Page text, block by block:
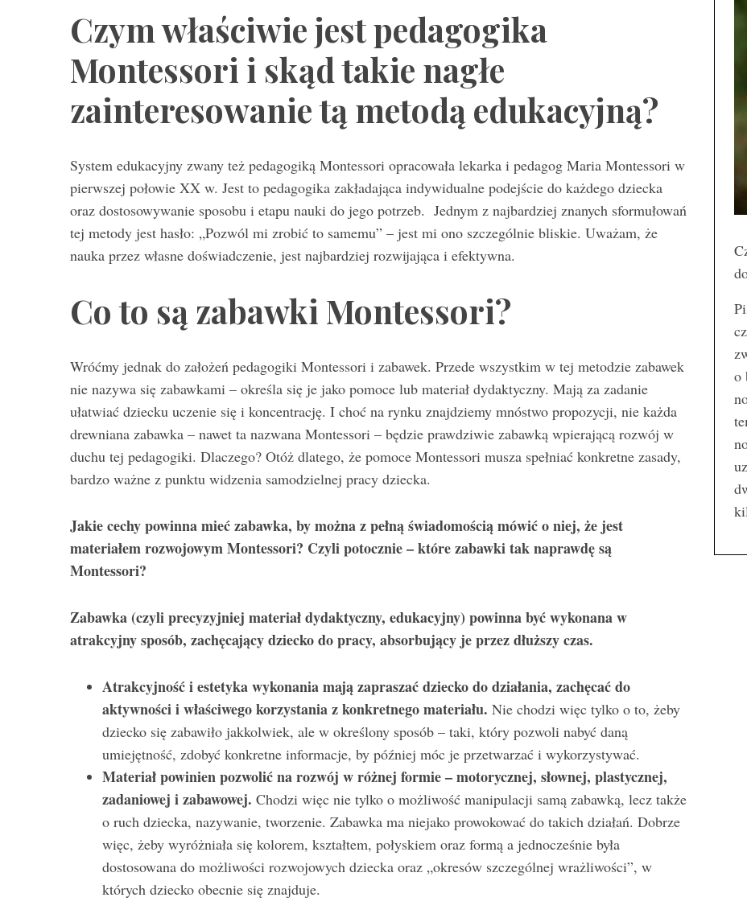
Czym właściwie jest pedagogika
Montessori i skąd takie nagłe
zainteresowanie tą metodą edukacyjną?
System edukacyjny zwany też pedagogiką Montessori opracowała lekarka i pedagog Maria Montessori w
pierwszej połowie XX w. Jest to pedagogika zakładająca indywidualne podejście do każdego dziecka
oraz dostosowywanie sposobu i etapu nauki do jego potrzeb. Jednym z najbardziej znanych sformułowań
tej metody jest hasło: „Pozwól mi zrobić to samemu” – jest mi ono szczególnie bliskie. Uważam, że
nauka przez własne doświadczenie, jest najbardziej rozwijająca i efektywna.
Co to są zabawki Montessori?
Wróćmy jednak do założeń pedagogiki Montessori i zabawek. Przede wszystkim w tej metodzie zabawek
nie nazywa się zabawkami – określa się je jako pomoce lub materiał dydaktyczny. Mają za zadanie
ułatwiać dziecku uczenie się i koncentrację. I choć na rynku znajdziemy mnóstwo propozycji, nie każda
drewniana zabawka – nawet ta nazwana Montessori – będzie prawdziwie zabawką wpierającą rozwój w
duchu tej pedagogiki. Dlaczego? Otóż dlatego, że pomoce Montessori musza spełniać konkretne zasady,
bardzo ważne z punktu widzenia samodzielnej pracy dziecka.
Jakie cechy powinna mieć zabawka, by można z pełną świadomością mówić o niej, że jest
materiałem rozwojowym Montessori? Czyli potocznie – które zabawki tak naprawdę są
Montessori?
Zabawka (czyli precyzyjniej materiał dydaktyczny, edukacyjny) powinna być wykonana w
atrakcyjny sposób, zachęcający dziecko do pracy, absorbujący je przez dłuższy czas.
Atrakcyjność i estetyka wykonania mają zapraszać dziecko do działania, zachęcać do
aktywności i właściwego korzystania z konkretnego materiału. Nie chodzi więc tylko o to, żeby
dziecko się zabawiło jakkolwiek, ale w określony sposób – taki, który pozwoli nabyć daną
umiejętność, zdobyć konkretne informacje, by później móc je przetwarzać i wykorzystywać.
Materiał powinien pozwolić na rozwój w różnej formie – motorycznej, słownej, plastycznej,
zadaniowej i zabawowej. Chodzi więc nie tylko o możliwość manipulacji samą zabawką, lecz także
o ruch dziecka, nazywanie, tworzenie. Zabawka ma niejako prowokować do takich działań. Dobrze
więc, żeby wyróżniała się kolorem, kształtem, połyskiem oraz formą a jednocześnie była
dostosowana do możliwości rozwojowych dziecka oraz „okresów szczególnej wrażliwości”, w
których dziecko obecnie się znajduje.
o
e
r
c